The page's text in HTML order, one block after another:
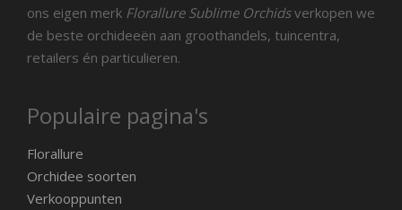
ons eigen merk Florallure Sublime Orchidsverkopen we
de beste orchideeën aan groothandels, tuincentra,
retailers én particulieren.
Populaire pagina's
Florallure
Orchidee soorten
Verkooppunten